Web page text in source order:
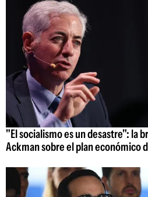
"El socialismo es un desastre": la
Ackman sobre el plan económico